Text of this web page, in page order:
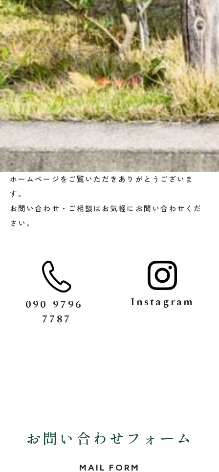
ホームページをご覧いただきありがとうございま
す。
お問い合わせ・ご相談はお気軽にお問い合わせくだ
さい。
090-9796-
7787
Instagram
お問い合わせフォーム
MAIL FORM